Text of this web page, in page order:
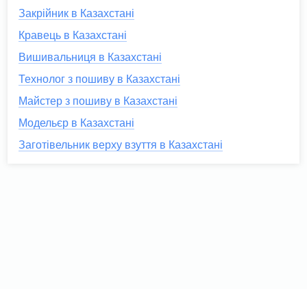
Закрійник в Казахстані
Кравець в Казахстані
Вишивальниця в Казахстані
Технолог з пошиву в Казахстані
Майстер з пошиву в Казахстані
Модельєр в Казахстані
Заготівельник верху взуття в Казахстані